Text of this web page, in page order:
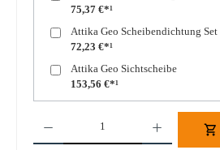
75,37 €*¹
Attika Geo Scheibendichtung Set
72,23 €*¹
Attika Geo Sichtscheibe
153,56 €*¹